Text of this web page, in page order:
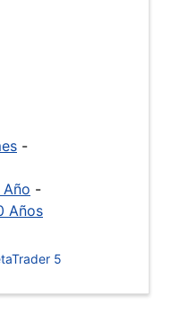
-
-
Años
5